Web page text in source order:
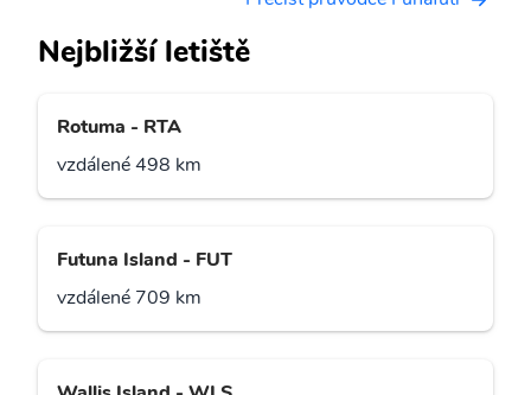
Nejbližší letiště
Rotuma - RTA
vzdálené 498 km
Futuna Island - FUT
vzdálené 709 km